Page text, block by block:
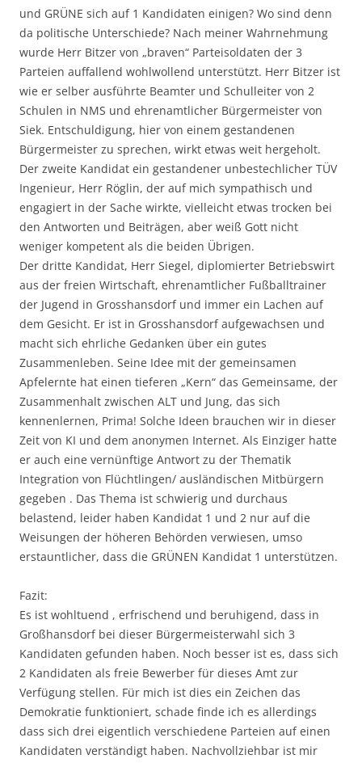
und GRÜNE sich auf 1 Kandidaten einigen? Wo sind denn
da politische Unterschiede? Nach meiner Wahrnehmung
wurde Herr Bitzer von „braven“ Parteisoldaten der 3
Parteien auffallend wohlwollend unterstützt. Herr Bitzer ist
wie er selber ausführte Beamter und Schulleiter von 2
Schulen in NMS und ehrenamtlicher Bürgermeister von
Siek. Entschuldigung, hier von einem gestandenen
Bürgermeister zu sprechen, wirkt etwas weit hergeholt.
Der zweite Kandidat ein gestandener unbestechlicher TÜV
Ingenieur, Herr Röglin, der auf mich sympathisch und
engagiert in der Sache wirkte, vielleicht etwas trocken bei
den Antworten und Beiträgen, aber weiß Gott nicht
weniger kompetent als die beiden Übrigen.
Der dritte Kandidat, Herr Siegel, diplomierter Betriebswirt
aus der freien Wirtschaft, ehrenamtlicher Fußballtrainer
der Jugend in Grosshansdorf und immer ein Lachen auf
dem Gesicht. Er ist in Grosshansdorf aufgewachsen und
macht sich ehrliche Gedanken über ein gutes
Zusammenleben. Seine Idee mit der gemeinsamen
Apfelernte hat einen tieferen „Kern“ das Gemeinsame, der
Zusammenhalt zwischen ALT und Jung, das sich
kennenlernen, Prima! Solche Ideen brauchen wir in dieser
Zeit von KI und dem anonymen Internet. Als Einziger hatte
er auch eine vernünftige Antwort zu der Thematik
Integration von Flüchtlingen/ ausländischen Mitbürgern
gegeben . Das Thema ist schwierig und durchaus
belastend, leider haben Kandidat 1 und 2 nur auf die
Weisungen der höheren Behörden verwiesen, umso
erstauntlicher, dass die GRÜNEN Kandidat 1 unterstützen.
Fazit:
Es ist wohltuend , erfrischend und beruhigend, dass in
Großhansdorf bei dieser Bürgermeisterwahl sich 3
Kandidaten gefunden haben. Noch besser ist es, dass sich
2 Kandidaten als freie Bewerber für dieses Amt zur
Verfügung stellen. Für mich ist dies ein Zeichen das
Demokratie funktioniert, schade finde ich es allerdings
dass sich drei eigentlich verschiedene Parteien auf einen
Kandidaten verständigt haben. Nachvollziehbar ist mir